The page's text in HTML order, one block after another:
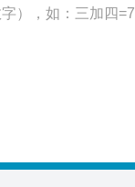
），如：三加四=7